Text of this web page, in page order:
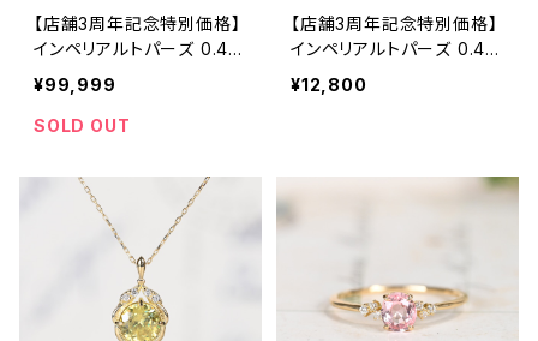
【店舗3周年記念特別価格】
インペリアルトパーズ 0.44
3ct（ソーティング付き）SA2
9335
¥99,999
SOLD OUT
【店舗3周年記念特別価格】
インペリアルトパーズ 0.46
6ct（ソーティング付き）SA2
9336
¥12,800